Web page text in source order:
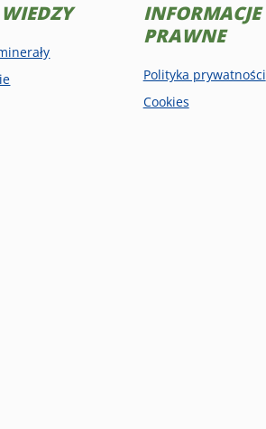
INFORMACJE
PRAWNE
Polityka prywatności
Cookies